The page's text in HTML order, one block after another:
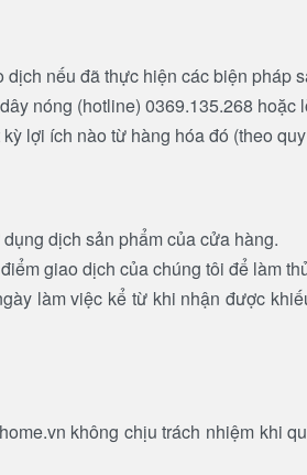
nếu đã thực hiện các biện pháp
nóng (hotline) 0369.135.268
lợi ích nào từ hàng hóa đó (theo
dịch sản phẩm của cửa hàng.
giao dịch của chúng tôi để làm
làm việc kể từ khi nhận được
không chịu trách nhiệm khi